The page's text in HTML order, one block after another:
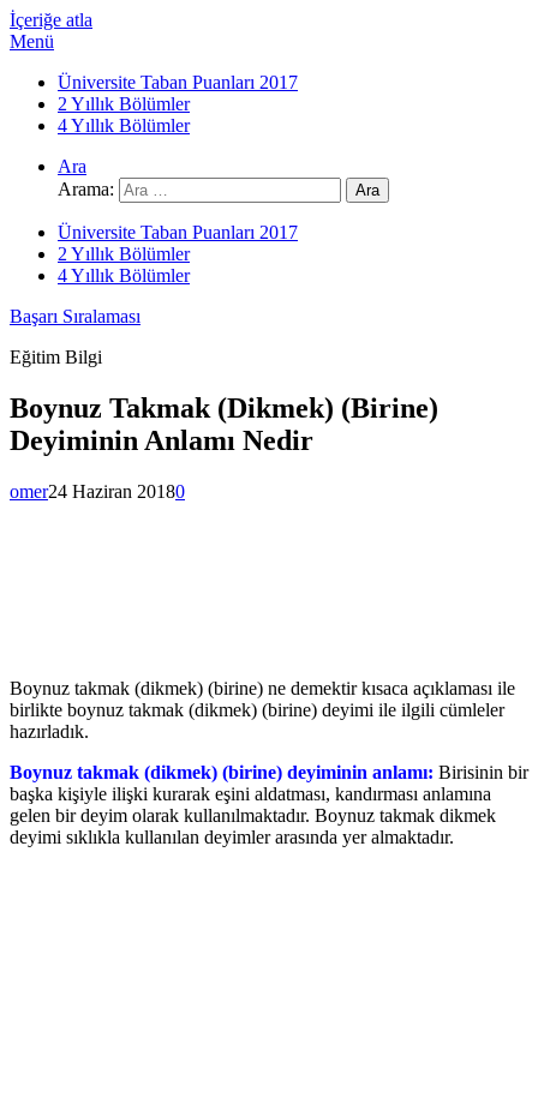
İçeriğe atla
Menü
Üniversite Taban Puanları 2017
2 Yıllık Bölümler
4 Yıllık Bölümler
Ara
Arama:
Üniversite Taban Puanları 2017
2 Yıllık Bölümler
4 Yıllık Bölümler
Başarı Sıralaması
Eğitim Bilgi
Boynuz Takmak (Dikmek) (Birine)
Deyiminin Anlamı Nedir
omer24 Haziran 20180
Boynuz takmak (dikmek) (birine) ne demektir kısaca açıklaması ile
birlikte boynuz takmak (dikmek) (birine) deyimi ile ilgili cümleler
hazırladık.
Boynuz takmak (dikmek) (birine) deyiminin anlamı: Birisinin bir
başka kişiyle ilişki kurarak eşini aldatması, kandırması anlamına
gelen bir deyim olarak kullanılmaktadır. Boynuz takmak dikmek
deyimi sıklıkla kullanılan deyimler arasında yer almaktadır.